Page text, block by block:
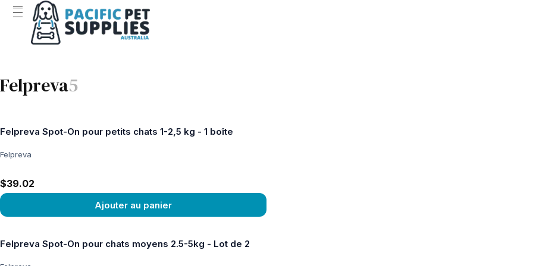
Felpreva5
Felpreva Spot-On pour petits chats 1-2,5 kg - 1 boîte
Felpreva
$39.02
Ajouter au panier
Felpreva Spot-On pour chats moyens 2.5-5kg - Lot de 2